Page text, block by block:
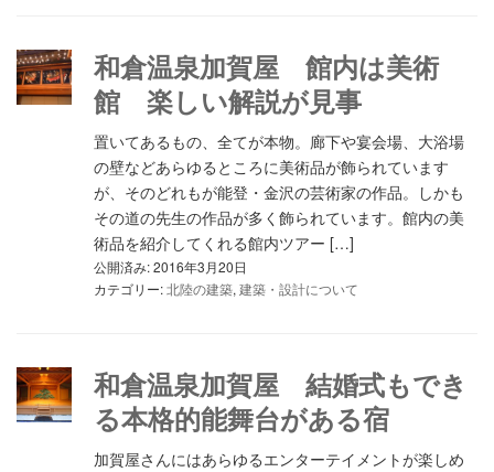
和倉温泉加賀屋 館内は美術
館 楽しい解説が見事
置いてあるもの、全てが本物。廊下や宴会場、大浴場
の壁などあらゆるところに美術品が飾られています
が、そのどれもが能登・金沢の芸術家の作品。しかも
その道の先生の作品が多く飾られています。館内の美
術品を紹介してくれる館内ツアー […]
公開済み: 2016年3月20日
カテゴリー:北陸の建築, 建築・設計について
和倉温泉加賀屋 結婚式もでき
る本格的能舞台がある宿
加賀屋さんにはあらゆるエンターテイメントが楽しめ